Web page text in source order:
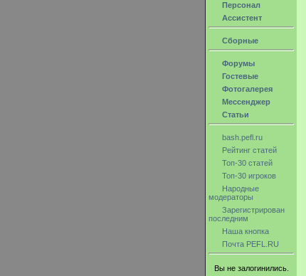
Персонал
Ассистент
Сборные
Форумы
Гостевые
Фотогалерея
Мессенджер
Статьи
bash.pefl.ru
Рейтинг статей
Топ-30 статей
Топ-30 игроков
Народные
модераторы
Зарегистрирован
последним
Наша кнопка
Почта PEFL.RU
Вы не залогинились.